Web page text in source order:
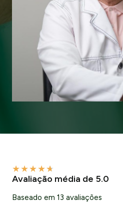
★★★★★
Avaliação média de 5.0
Baseado em 13 avaliações